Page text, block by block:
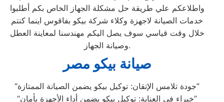
واطلاعكم علي طريقة حل مشكلة الجهاز الخاص بكم أطلبوا
خدمات الصيانة لاجهزة وكلاء شركة بيكو بفاقوس اينما كنتم
خلال وقت قياسي سوف يصل اليكم مهندسنا لمعاينة العطل
وصيانة الجهاز.
صيانة بيكو مصر
“جودة تلامس الإتقان: توكيل بيكو يضمن الصيانة الممتازة”
“خبراء في العناية: توكيل بيكو يضمن أداء الأجهزة بأمان”